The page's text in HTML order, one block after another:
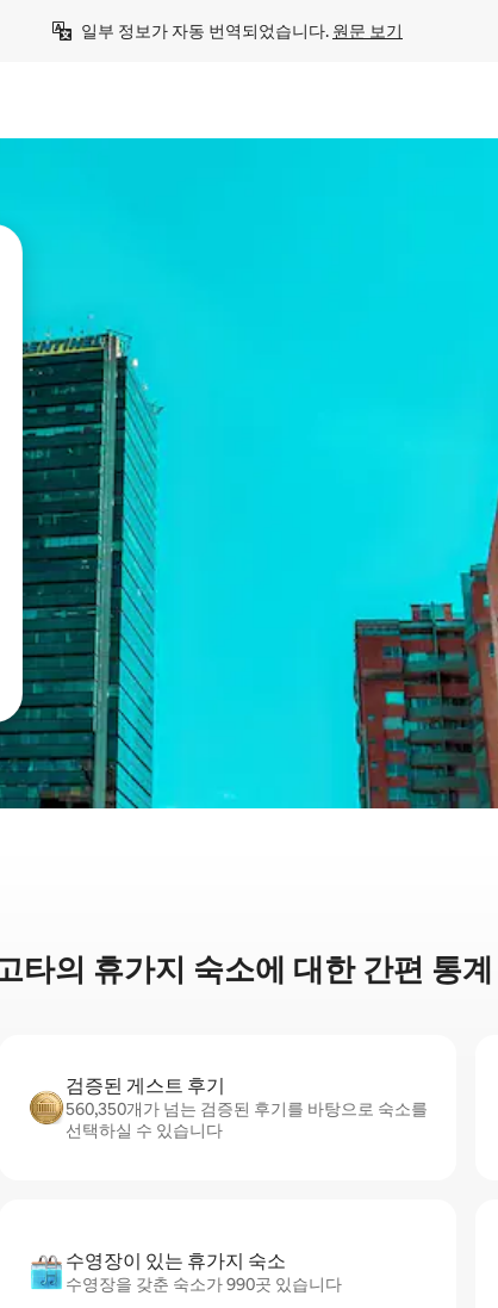
일부 정보가 자동 번역되었습니다. 원문 보기
와이프 동작으로 탐색하세요.
타의 휴가지 숙소에 대한 간편 통계
검증된 게스트 후기
560,350개가 넘는 검증된 후기를 바탕으로 숙소를
선택하실 수 있습니다
수영장이 있는 휴가지 숙소
수영장을 갖춘 숙소가 990곳 있습니다